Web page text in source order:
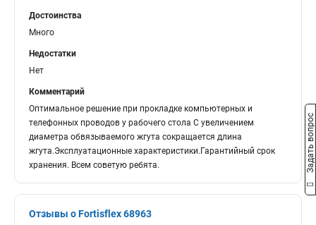
Достоинства
Много
Недостатки
Нет
Комментарий
Оптимальное решение при прокладке компьютерных и
телефонных проводов у рабочего стола С увеличением
диаметра обвязываемого жгута сокращается длина
жгута.Эксплуатационные характеристики.Гарантийный срок
хранения. Всем советую ребята.
Отзывы о Fortisflex 68963
Задать вопрос